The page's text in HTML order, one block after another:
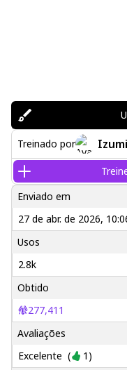
Treinado por Izumi
Enviado em
27 de abr. de 2026,
Usos
2.8k
Obtido
277,411
Avaliações
Excelente ( 1 )